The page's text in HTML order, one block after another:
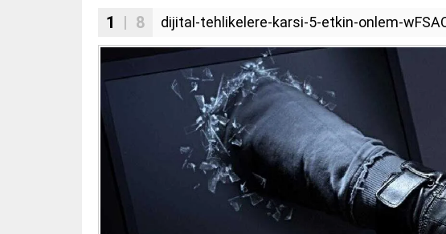
1 | 8 dijital-tehlikelere-karsi-5-etkin-onlem-